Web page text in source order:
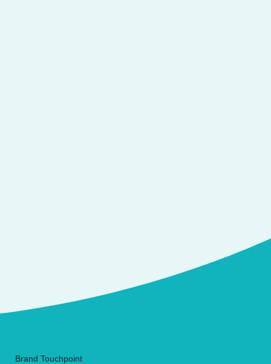
Brand Touchpoint